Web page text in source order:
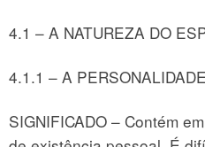
4.1 – A NATUREZA DO
4.1.1 – A
SIGNIFICADO – Contém